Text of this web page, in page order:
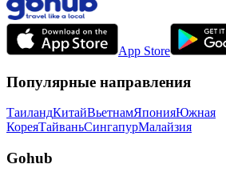
App Store
Популярные направления
ТаиландКитайВьетнамЯпонияЮжная
КореяТайваньСингапурМалайзия
Gohub